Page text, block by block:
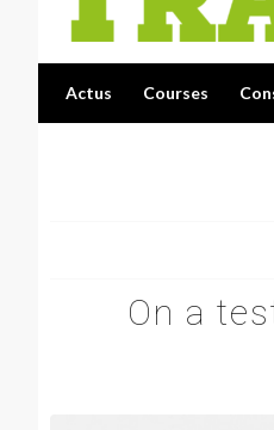
Actus Courses
On a